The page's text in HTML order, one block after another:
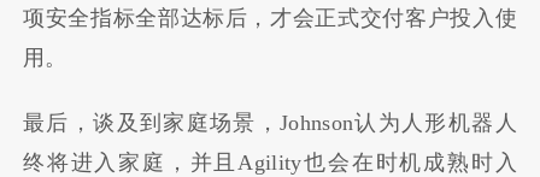
项安全指标全部达标后，才会正式交付客户投入使
用。
最后，谈及到家庭场景，Johnson认为人形机器人
终将进入家庭，并且Agility也会在时机成熟时入